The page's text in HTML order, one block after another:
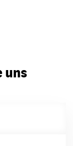
uns